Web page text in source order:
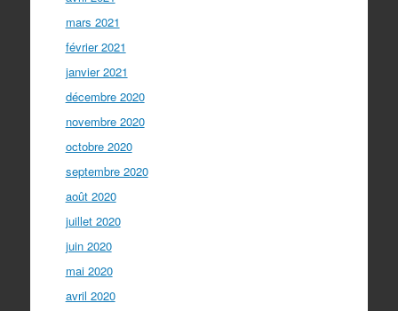
mars 2021
février 2021
janvier 2021
décembre 2020
novembre 2020
octobre 2020
septembre 2020
août 2020
juillet 2020
juin 2020
mai 2020
avril 2020